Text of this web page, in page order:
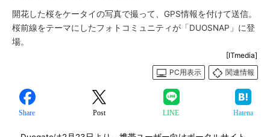
開花した桜をケータイの写真で撮って、GPS情報を付けて送信。
桜前線をテーマにしたフォトコミュニティが「DUOSNAP」に登
場。
[ITmedia]
PC用表示
関連情報
Share Post LINE Hatena